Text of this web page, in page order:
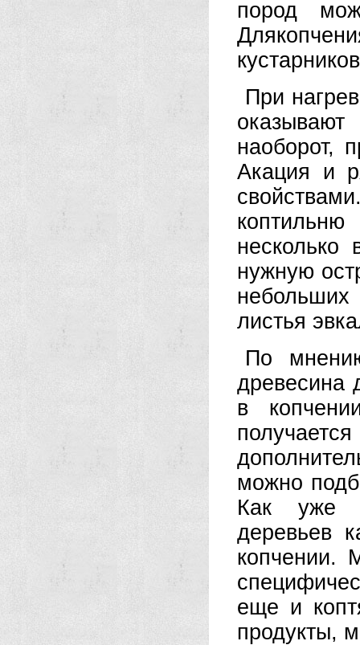
пород
При
наоборот,
Акация и
несколько
нужную
небольших
листья
По
древесина
в
можно
Как уже
деревьев
копчении.
еще и
продукты,